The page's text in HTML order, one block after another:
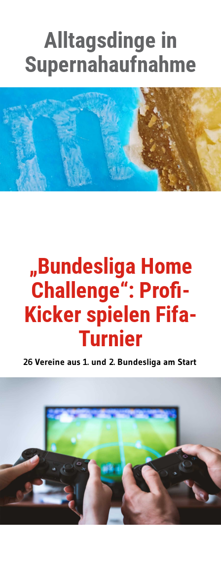
Alltagsdinge in
Supernahaufnahme
„Bundesliga Home
Challenge“: Profi-
Kicker spielen Fifa-
Turnier
26 Vereine aus 1. und 2. Bundesliga am Start